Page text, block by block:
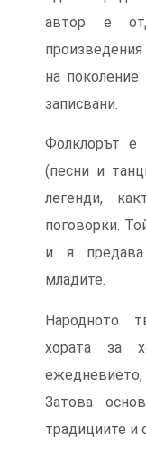
автор е
на
записвани.
Фолклорът е
(песни и
легенди,
поговорки.
и я
младите.
Народното
хората за
ежедневието,
Затова
традициите и